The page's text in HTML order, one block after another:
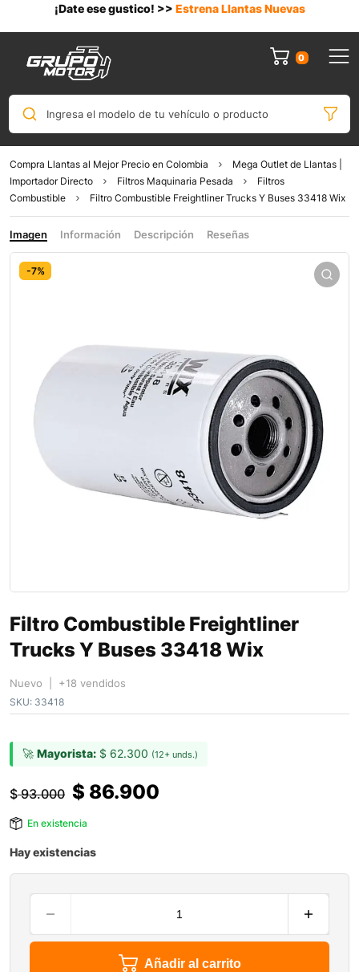
¡Date ese gustico! >> Estrena Llantas Nuevas
0
Ingresa el modelo de tu vehículo o producto
Compra Llantas al Mejor Precio en Colombia
Mega Outlet de Llantas |
Importador Directo
Filtros Maquinaria Pesada
Filtros
Combustible
Filtro Combustible Freightliner Trucks Y Buses 33418 Wix
Imagen Información Descripción Reseñas
-7%
Filtro Combustible Freightliner
Trucks Y Buses 33418 Wix
Nuevo | +18 vendidos
SKU: 33418
🚀 Mayorista: $ 62.300 (12+ unds.)
$93.000 $ 86.900
En existencia
Hay existencias
Añadir al carrito